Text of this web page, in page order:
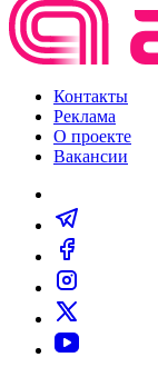
Контакты
Реклама
О проекте
Вакансии